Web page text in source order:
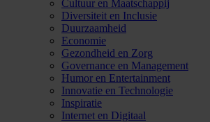
Cultuur en Maatschappij
Diversiteit en Inclusie
Duurzaamheid
Economie
Gezondheid en Zorg
Governance en Management
Humor en Entertainment
Innovatie en Technologie
Inspiratie
Internet en Digitaal